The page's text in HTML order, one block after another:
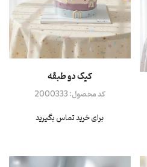
کیک دو طبقه
برای خرید تماس بگیرید
کد محصول:2000333